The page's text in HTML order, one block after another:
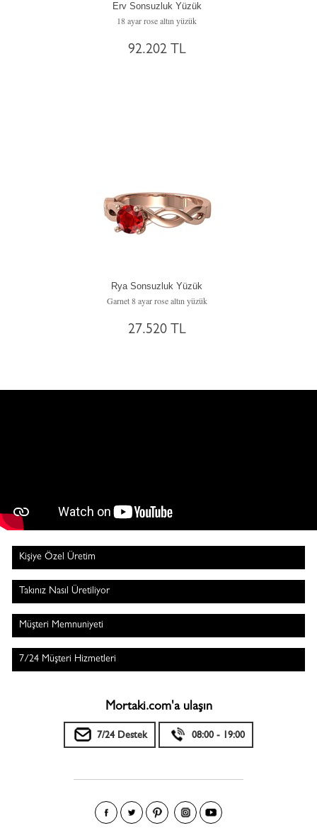
Erv Sonsuzluk Yüzük
18 ayar rose altın yüzük
92.202 TL
Rya Sonsuzluk Yüzük
Garnet 8 ayar rose altın yüzük
27.520 TL
Kişiye Özel Üretim
Takınız Nasıl Üretiliyor
Müşteri Memnuniyeti
7/24 Müşteri Hizmetleri
Mortaki.com'a ulaşın
7/24 Destek 08:00 - 19:00